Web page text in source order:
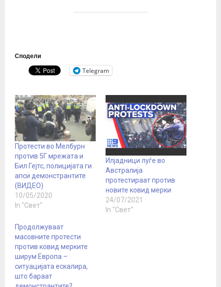
Сподели
Telegram
Протести во Мелбурн
против 5Г мрежата и
Бил Гејтс, полицијата ги
апси демонстрантите
(ВИДЕО)
10/05/2020
In "Свет"
Илјадници луѓе во
Австралија
протестираат против
новите ковид мерки
24/07/2021
In "Свет"
Продолжуваат
масовните протести
против ковид мерките
ширум Европа –
ситуацијата ескалира,
што бараат